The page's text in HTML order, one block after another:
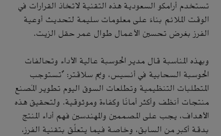
تستخدم أرامكو السعودية هذه التقنية لاتخاذ القرارات في
الوقت الملائم بناءً على معلومات سليمة لتحديث أوعية
الفرز بغرض تحسين الأعمال طوال عمر حقل الزيت.
وبهذه المناسبة قال مدير الحوسبة عالية الأداء وتحالفات
الحوسبة السحابية في أنسيس، ويم سلاقتر: "تستوجب
المتطلبات التنظيمية وتطلعات السوق اليوم تطوير المُصنع
منتجات أنظف وأكثر أمانًا وكفاءة وموثوقية. ولتحقيق هذه
الأهداف، يجب على المصممين والمهندسين فهم أداء المنتج
بدقة أكبر من السابق، وخاصة فيما يتعلَّق بتقنية الفرز،